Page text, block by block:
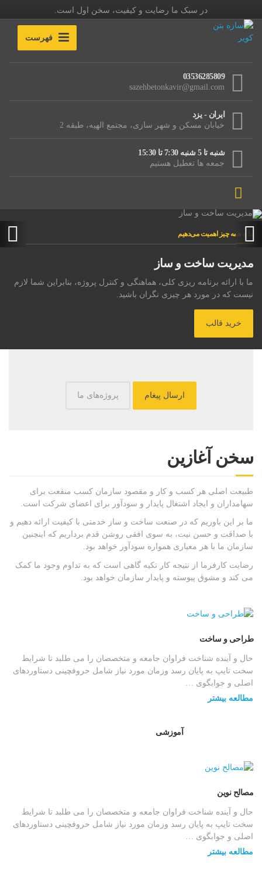
در سبک ما رضایت و کیفیت، سخن اول است.
فهرست
03536285809
sazehbetonkavir@gmail.com
ایران - یزد
خیابان مسکن و شهر سازی، مجتمع الهیه، طبقه 2
شنبه تا 5 شنبه 7:30 تا 15:30
جمعه ها تعطیل هستیم
ما به همه چیز اهمیت می‌دهیم
مدیریت ساخت و ساز
ما با ارائه برنامه ریزی کلی، هماهنگی و کنترل پروژه، بنابراین شما لازم
نیست که در مورد هر چیزی نگران باشید.
خرید قالب
ارسال پیغام پروژه‌های ما
سخن آغازین
طبیعت اصلی هر کسب و کار و مقصود سازمان کسب منفعت برای
سهامداران و ایجاد اشتغال پایدار و سودآور برای اعضای شرکت است.
ما بر این باوریم که در صنعت ساخت و ساز خدمتی با کیفیت ارائه دهیم و
با صداقت و حسن نیت، به سوی افقی روشن قدم برداریم که اینچنین
سازمان ما با هر معیاری همواره سودآور خواهد بود.
رضایت کارفرما از نتیجه کار تکیه گاهی است که به تداوم وجود ما کمک
می کند و مشوق پیوسته و پایدار سازمان خواهد بود.
مصالح نوین
حال و آینده شناخت فراوان جامعه و متخصصان را می طلبد تا شرایط
سخت تایپ به پایان رسد وزمان مورد نیاز شامل حروفچینی دستاوردهای
اصلی و جوابگوی …
مطالعه بیشتر
طراحی و ساخت
حال و آینده شناخت فراوان جامعه و متخصصان را می طلبد تا شرایط
سخت تایپ به پایان رسد وزمان مورد نیاز شامل حروفچینی دستاوردهای
اصلی و جوابگوی …
مطالعه بیشتر
آموزشی